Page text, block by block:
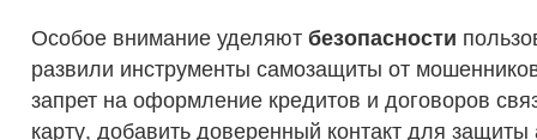
Особое внимание уделяют безопасности
развили инструменты самозащиты от
запрет на оформление кредитов и договоров
карту, добавить доверенный контакт для защиты